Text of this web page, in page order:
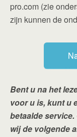
pro.com (zie
zijn kunnen de
Bent u na het
voor u is, kunt u
betaalde
wij de volgende